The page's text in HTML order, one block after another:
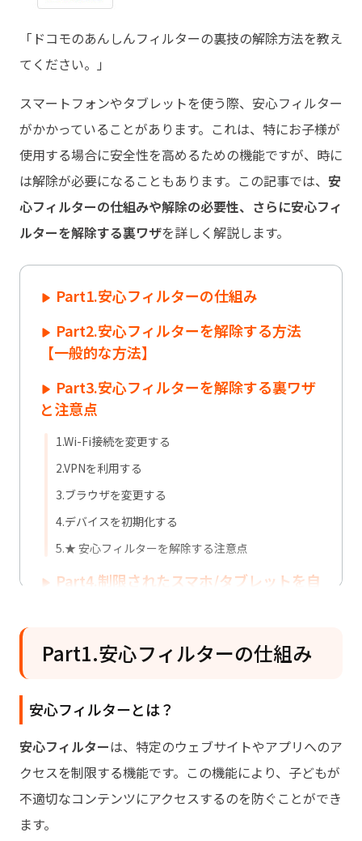
「ドコモのあんしんフィルターの裏技の解除方法を教え
てください。」
スマートフォンやタブレットを使う際、安心フィルター
がかかっていることがあります。これは、特にお子様が
使用する場合に安全性を高めるための機能ですが、時に
は解除が必要になることもあります。この記事では、 安
心フィルターの仕組みや解除の必要性、さらに安心フィ
ルターを解除する裏ワザを詳しく解説します。
Part1.安心フィルターの仕組み
Part2.安心フィルターを解除する方法
【一般的な方法】
Part3.安心フィルターを解除する裏ワザ
と注意点
1.Wi-Fi接続を変更する
2.VPNを利用する
3.ブラウザを変更する
4.デバイスを初期化する
5.★ 安心フィルターを解除する注意点
Part4.制限されたスマホ/タブレットを自
裏ワザ
もっと見る
Part1.安心フィルターの仕組み
安心フィルターとは？
安心フィルターは、特定のウェブサイトやアプリへのア
クセスを制限する機能です。この機能により、子どもが
不適切なコンテンツにアクセスするのを防ぐことができ
ます。